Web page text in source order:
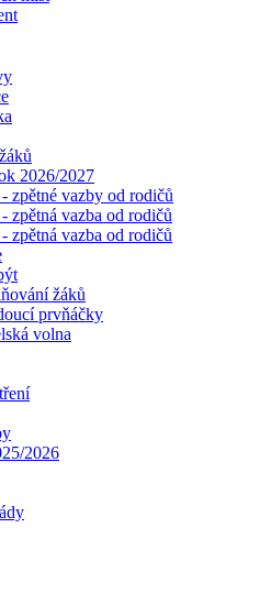
2026/2027
zpětné vazby od rodičů
zpětná vazba od rodičů
zpětná vazba od rodičů
žáků
prvňáčky
volna
2026